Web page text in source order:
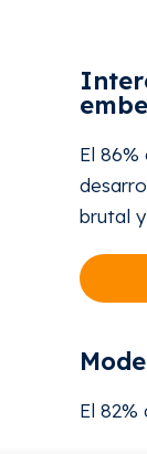
El
brutal
El